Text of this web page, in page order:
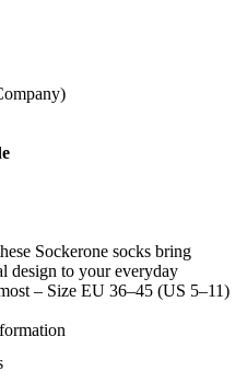
Sockerone socks bring
design to your everyday
– Size EU 36–45 (US 5–11)